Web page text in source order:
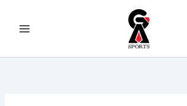
content